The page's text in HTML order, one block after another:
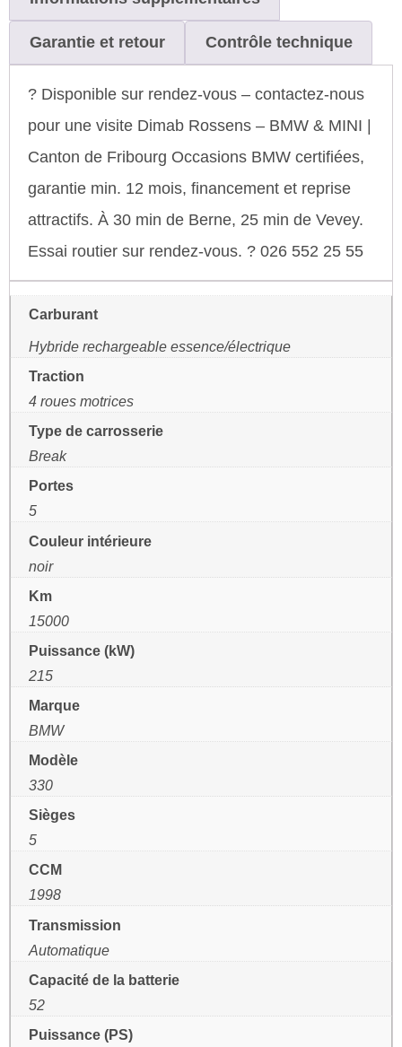
Garantie et retour Contrôle technique
? Disponible sur rendez-vous – contactez-nous
pour une visite Dimab Rossens – BMW & MINI |
Canton de Fribourg Occasions BMW certifiées,
garantie min. 12 mois, financement et reprise
attractifs. À 30 min de Berne, 25 min de Vevey.
Essai routier sur rendez-vous. ? 026 552 25 55
Carburant
Hybride rechargeable essence/électrique
Traction
4 roues motrices
Type de carrosserie
Break
Portes
5
Couleur intérieure
noir
Km
15000
Puissance (kW)
215
Marque
BMW
Modèle
330
Sièges
5
CCM
1998
Transmission
Automatique
Capacité de la batterie
52
Puissance (PS)